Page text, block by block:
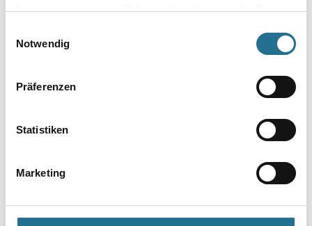
haben oder die sie im Rahmen Ihrer Nutzung der Dienste
Notwendig
Präferenzen
Statistiken
Marketing